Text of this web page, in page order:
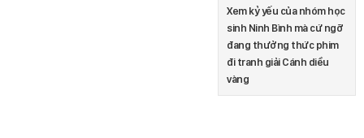
Xem kỷ yếu của nhóm học
sinh Ninh Bình mà cứ ngỡ
đang thưởng thức phim
đi tranh giải Cánh diều
vàng